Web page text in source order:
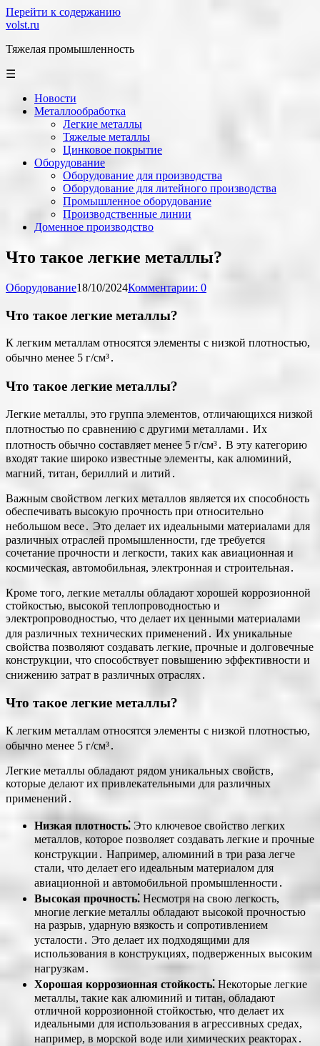
Перейти к содержанию
volst.ru
Тяжелая промышленность
☰
Новости
Металлообработка
Легкие металлы
Тяжелые металлы
Цинковое покрытие
Оборудование
Оборудование для производства
Оборудование для литейного производства
Промышленное оборудование
Производственные линии
Доменное производство
Что такое легкие металлы?
Оборудование18/10/2024Комментарии: 0
Что такое легкие металлы?
К легким металлам относятся элементы с низкой плотностью,
обычно менее 5 г/см³․
Что такое легкие металлы?
Легкие металлы, это группа элементов, отличающихся низкой
плотностью по сравнению с другими металлами․ Их
плотность обычно составляет менее 5 г/см³․ В эту категорию
входят такие широко известные элементы, как алюминий,
магний, титан, бериллий и литий․
Важным свойством легких металлов является их способность
обеспечивать высокую прочность при относительно
небольшом весе․ Это делает их идеальными материалами для
различных отраслей промышленности, где требуется
сочетание прочности и легкости, таких как авиационная и
космическая, автомобильная, электронная и строительная․
Кроме того, легкие металлы обладают хорошей коррозионной
стойкостью, высокой теплопроводностью и
электропроводностью, что делает их ценными материалами
для различных технических применений․ Их уникальные
свойства позволяют создавать легкие, прочные и долговечные
конструкции, что способствует повышению эффективности и
снижению затрат в различных отраслях․
Что такое легкие металлы?
К легким металлам относятся элементы с низкой плотностью,
обычно менее 5 г/см³․
Легкие металлы обладают рядом уникальных свойств,
которые делают их привлекательными для различных
применений․
Низкая плотность⁚ Это ключевое свойство легких
металлов, которое позволяет создавать легкие и прочные
конструкции․ Например, алюминий в три раза легче
стали, что делает его идеальным материалом для
авиационной и автомобильной промышленности․
Высокая прочность⁚ Несмотря на свою легкость,
многие легкие металлы обладают высокой прочностью
на разрыв, ударную вязкость и сопротивлением
усталости․ Это делает их подходящими для
использования в конструкциях, подверженных высоким
нагрузкам․
Хорошая коррозионная стойкость⁚ Некоторые легкие
металлы, такие как алюминий и титан, обладают
отличной коррозионной стойкостью, что делает их
идеальными для использования в агрессивных средах,
например, в морской воде или химических реакторах․